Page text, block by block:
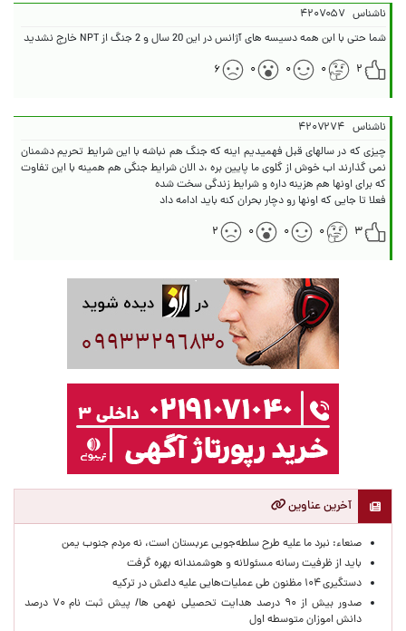
ناشناس ۴۲۰۷۰۵۷
شما حتی با ابن همه دسیسه های آژانس در این 20 سال و 2 جنگ از NPT خارج نشدید
۲
۰ ۰ ۰ ۶
ناشناس ۴۲۰۷۲۷۴
چیزی که در سالهای قبل فهمیدیم اینه که جنگ هم نباشه با این شرایط تحریم دشمنان
نمی گذارند اب خوش از گلوی ما پایین بره ،د الان شرایط جنگی هم همینه با این تفاوت
فعلا تا جایی که اونها رو دچار بحران کنه باید ادامه داد
۳
۰ ۰ ۰ ۲
آخرین عناوین
صنعاء: نبرد ما علیه طرح سلطه‌جویی عربستان است، نه مردم جنوب یمن
باید از ظرفیت رسانه مسئولانه و هوشمندانه بهره گرفت
دستگیری ۱۰۴ مظنون طی عملیات‌هایی علیه داعش در ترکیه
صدور بیش از ۹۰ درصد هدایت تحصیلی نهمی ها/ پیش ثبت نام ۷۰ درصد
دانش اموزان متوسطه اول